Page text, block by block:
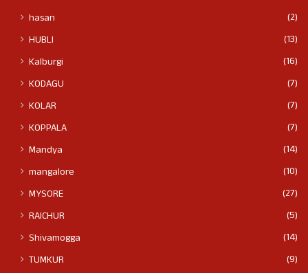
hasan
(2)
HUBLI
(13)
Kalburgi
(16)
KODAGU
(7)
KOLAR
(7)
KOPPALA
(7)
Mandya
(14)
mangalore
(10)
MYSORE
(27)
RAICHUR
(5)
Shivamogga
(14)
TUMKUR
(9)